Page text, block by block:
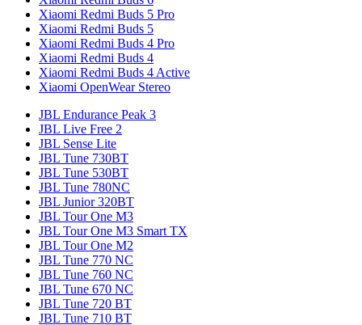
Xiaomi Redmi Buds 5 Pro
Xiaomi Redmi Buds 5
Xiaomi Redmi Buds 4 Pro
Xiaomi Redmi Buds 4
Xiaomi Redmi Buds 4 Active
Xiaomi OpenWear Stereo
JBL Endurance Peak 3
JBL Live Free 2
JBL Sense Lite
JBL Tune 730BT
JBL Tune 530BT
JBL Tune 780NC
JBL Junior 320BT
JBL Tour One M3
JBL Tour One M3 Smart TX
JBL Tour One M2
JBL Tune 770 NC
JBL Tune 760 NC
JBL Tune 670 NC
JBL Tune 720 BT
JBL Tune 710 BT